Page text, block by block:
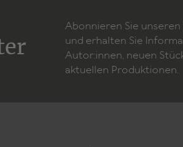
Abonnieren Sie
und erhalten Sie
Autor:innen, neuen
aktuellen Produktionen.